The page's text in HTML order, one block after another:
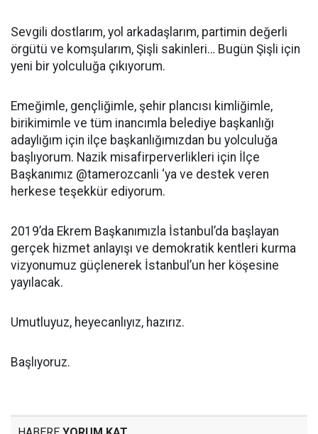
Sevgili dostlarım, yol arkadaşlarım, partimin değerli
örgütü ve komşularım, Şişli sakinleri… Bugün Şişli için
yeni bir yolculuğa çıkıyorum.
Emeğimle, gençliğimle, şehir plancısı kimliğimle,
birikimimle ve tüm inancımla belediye başkanlığı
adaylığım için ilçe başkanlığımızdan bu yolculuğa
başlıyorum. Nazik misafirperverlikleri için İlçe
Başkanımız @tamerozcanli ‘ya ve destek veren
herkese teşekkür ediyorum.
2019’da Ekrem Başkanımızla İstanbul’da başlayan
gerçek hizmet anlayışı ve demokratik kentleri kurma
vizyonumuz güçlenerek İstanbul’un her köşesine
yayılacak.
Umutluyuz, heyecanlıyız, hazırız.
Başlıyoruz.